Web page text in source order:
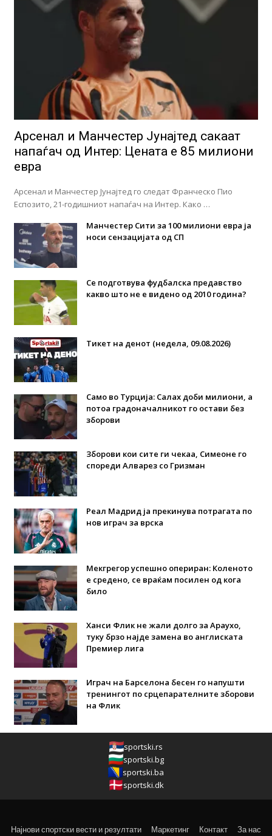
Арсенал и Манчестер Јунајтед сакаат
напаѓач од Интер: Цената е 85 милиони
евра
Арсенал и Манчестер Јунајтед го следат Франческо Пио
Еспозито, 21-годишниот напаѓач на Интер. Како …
Манчестер Сити за 100 милиони евра ја
носи сензацијата од СП
Се подготвува фудбалска предавство
какво што не е видено од 2010 година?
Тикет на денот (недела, 09.08.2026)
Само во Турција: Салах доби милиони, а
потоа градоначалникот го остави без
зборови
Зборови кои сите ги чекаа, Симеоне го
спореди Алварез со Гризман
Реал Мадрид ја прекинува потрагата по
нов играч за врска
Мекгрегор успешно опериран: Коленото
е средено, се враќам посилен од кога
било
Ханси Флик не жали долго за Араухо,
туку брзо најде замена во англиската
Премиер лига
Играч на Барселона бесен го напушти
тренингот по срцепарателните зборови
на Флик
sportski.rs
sportski.bg
sportski.ba
sportski.dk
Најнови спортски вести и резултати Маркетинг Контакт За нас